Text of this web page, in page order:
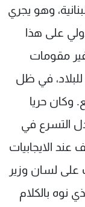
وهو يجري
على هذا
مقومات
للبلاد، في ظل
وكان حريا
التسرع في
عند الايجابيات
على لسان وزير
نوه بالكلام